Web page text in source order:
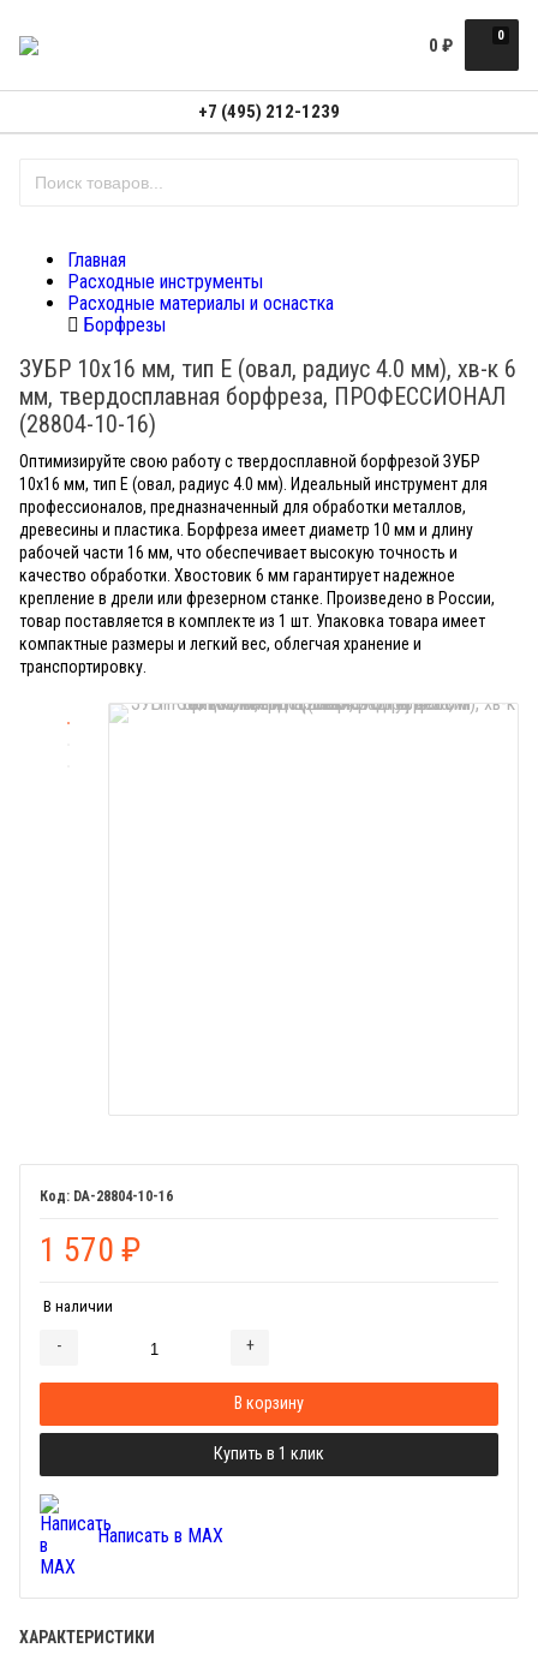
0
0 ₽
+7 (495) 212-1239
Главная
Расходные инструменты
Расходные материалы и оснастка
Борфрезы
ЗУБР 10х16 мм, тип E (овал, радиус 4.0 мм), хв-к 6
мм, твердосплавная борфреза, ПРОФЕССИОНАЛ
(28804-10-16)
Оптимизируйте свою работу с твердосплавной борфрезой ЗУБР
10х16 мм, тип E (овал, радиус 4.0 мм). Идеальный инструмент для
профессионалов, предназначенный для обработки металлов,
древесины и пластика. Борфреза имеет диаметр 10 мм и длину
рабочей части 16 мм, что обеспечивает высокую точность и
качество обработки. Хвостовик 6 мм гарантирует надежное
крепление в дрели или фрезерном станке. Произведено в России,
товар поставляется в комплекте из 1 шт. Упаковка товара имеет
компактные размеры и легкий вес, облегчая хранение и
транспортировку.
DA-28804-10-16
1 570 ₽
В наличии
- +
В корзину
Купить в 1 клик
Написать в MAX
ХАРАКТЕРИСТИКИ